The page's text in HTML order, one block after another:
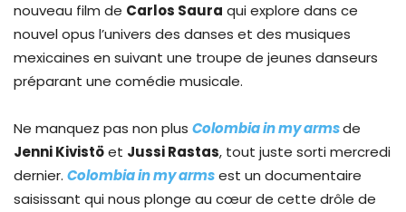
nouveau film de Carlos Saura qui explore dans ce
nouvel opus l’univers des danses et des musiques
mexicaines en suivant une troupe de jeunes danseurs
préparant une comédie musicale.
Ne manquez pas non plus Colombia in my armsde
Jenni Kivistöet Jussi Rastas, tout juste sorti mercredi
dernier. Colombia in my armsest un documentaire
saisissant qui nous plonge au cœur de cette drôle de